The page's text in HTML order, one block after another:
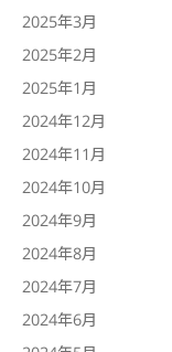
2025年3月
2025年2月
2025年1月
2024年12月
2024年11月
2024年10月
2024年9月
2024年8月
2024年7月
2024年6月